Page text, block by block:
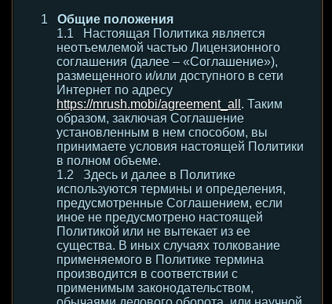
Общие положения
Настоящая Политика является
неотъемлемой частью Лицензионного
соглашения (далее – «Соглашение»),
размещенного и/или доступного в сети
Интернет по адресу
https://mrush.mobi/agreement_all . Таким
образом, заключая Соглашение
установленным в нем способом, вы
принимаете условия настоящей Политики
в полном объеме.
Здесь и далее в Политике
используются термины и определения,
предусмотренные Соглашением, если
иное не предусмотрено настоящей
Политикой или не вытекает из ее
существа. В иных случаях толкование
применяемого в Политике термина
производится в соответствии с
применимым законодательством,